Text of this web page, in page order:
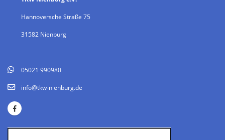
Hannoversche Straße 75
31582 Nienburg
05021 990980
info@tkw-nienburg.de